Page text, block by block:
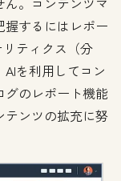
するにはレポー
ティクス（分
を利用してコン
グのレポート機能
テンツの拡充に努